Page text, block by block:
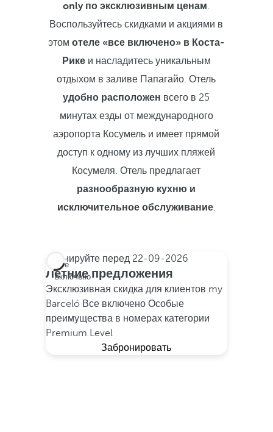
only по эксклюзивным ценам.
Воспользуйтесь скидками и акциями в
этомотеле «все включено» в Коста-
Рикеи насладитесь уникальным
отдыхом в заливе Папагайо. Отель
удобно расположен всего в 25
минутах езды от международного
аэропорта Косумель и имеет прямой
доступ к одному из лучших пляжей
Косумеля. Отель предлагает
разнообразную кухню и
исключительное обслуживание.
Все
включено
Бронируйте перед 22-09-2026
Летние предложения
Эксклюзивная скидка для клиентов my
Barceló Все включено Особые
преимущества в номерах категории
Premium Level
Забронировать